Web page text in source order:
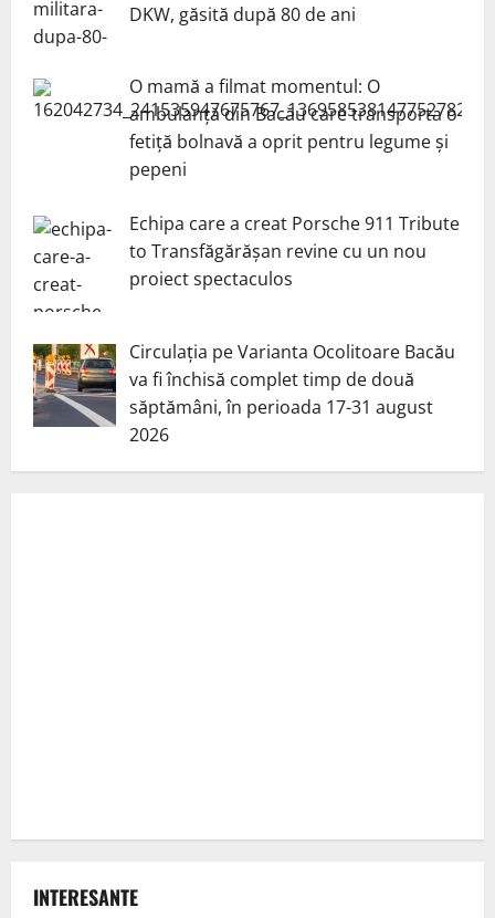
DKW, găsită după 80 de ani
O mamă a filmat momentul: O
ambulanță din Bacău care transporta o
fetiță bolnavă a oprit pentru legume și
pepeni
Echipa care a creat Porsche 911 Tribute
to Transfăgărășan revine cu un nou
proiect spectaculos
Circulația pe Varianta Ocolitoare Bacău
va fi închisă complet timp de două
săptămâni, în perioada 17-31 august
2026
INTERESANTE